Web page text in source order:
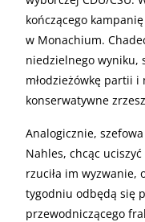
kończącego
w Monachium.
niedzielnego wyniku,
młodzieżówkę partii i
konserwatywne
Analogicznie,
Nahles, chcąc
rzuciła im wyzwanie,
tygodniu odbędą się
przewodniczącego